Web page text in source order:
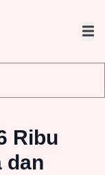
Ribu
dan